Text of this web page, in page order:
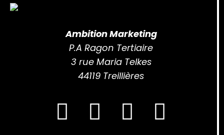
Ambition Marketing
P.A Ragon Tertiaire
3 rue Maria Telkes
44119 Treillières